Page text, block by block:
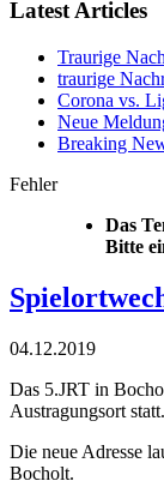
Latest Articles
Traurige
traurige
Corona vs.
Neue
Breaking
Fehler
Das
Bitte
04.12.2019
Das 5.JRT in
Austragungsort statt.
Die neue Adresse
Bocholt.